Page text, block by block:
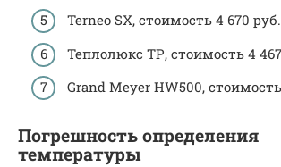
Terneo SX, стоимость 4 670 руб.
Теплолюкс ТР, стоимость 4
Grand Meyer HW500,
Погрешность определения
температуры